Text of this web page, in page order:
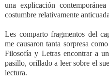
una explicación
costumbre relativamente
Les comparto fragmentos del
me causaron tanta sorpresa
Filosofía y Letras encontrar a
pasillo, orillado a leer sobre el
lectura.